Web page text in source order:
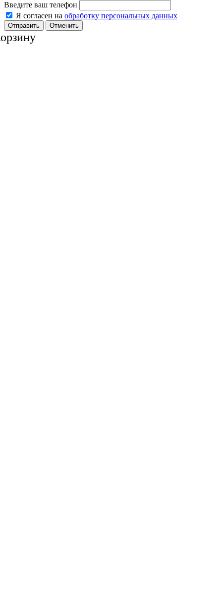
Введите ваш телефон
Я согласен на обработку персональных данных
Отменить